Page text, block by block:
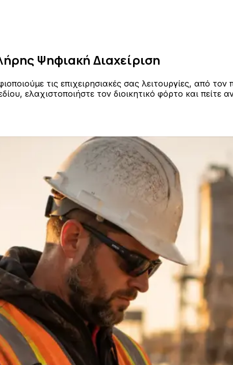
Ψηφιακή Διαχείριση
τις επιχειρησιακές σας λειτουργίες, από
ελαχιστοποιήστε τον διοικητικό φόρτο και πείτε